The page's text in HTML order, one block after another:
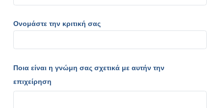
Ονομάστε την κριτική σας
Ποια είναι η γνώμη σας σχετικά με αυτήν την
επιχείρηση